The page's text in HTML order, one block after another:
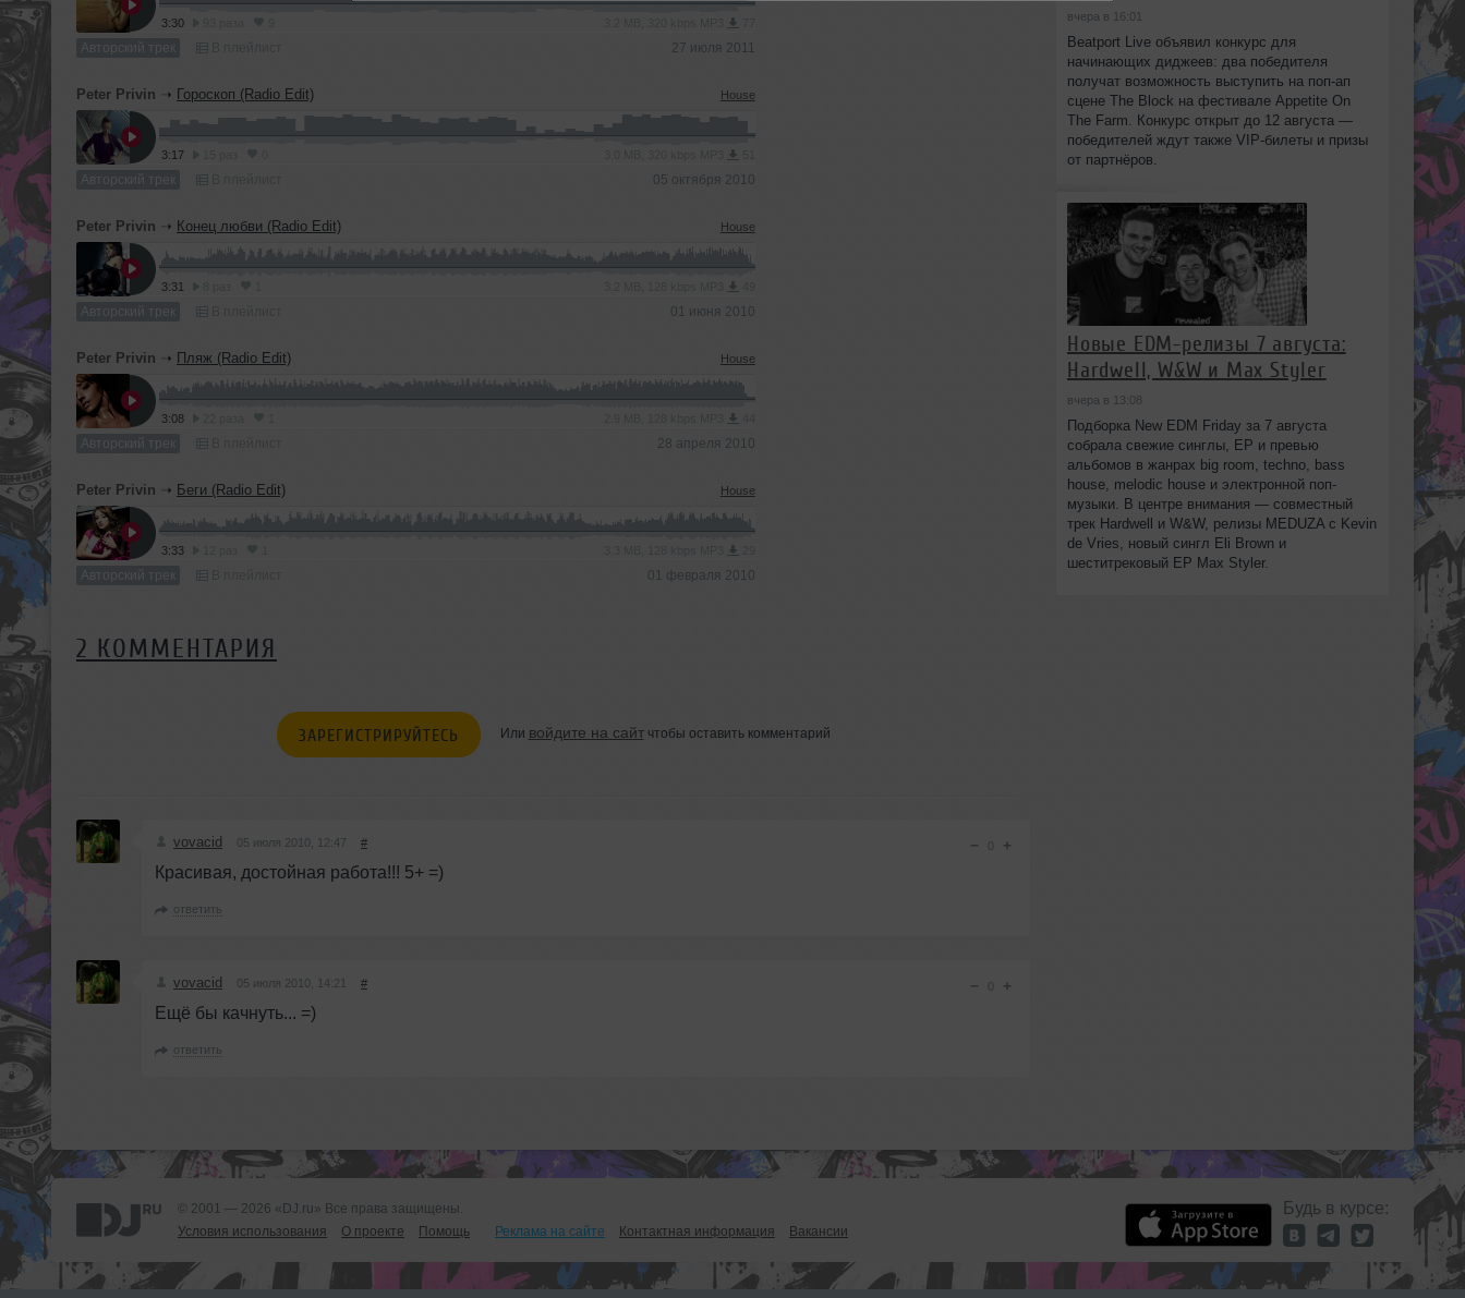
3:30
Авторский трек 27 июля 2011
Peter Privin ➝ Гороскоп (Radio Edit) House
3:17
Авторский трек 05 октября 2010
Peter Privin ➝ Конец любви (Radio Edit) House
3:31
Авторский трек 01 июня 2010
Peter Privin ➝ Пляж (Radio Edit) House
3:08
Авторский трек 28 апреля 2010
Peter Privin ➝ Беги (Radio Edit) House
3:33
Авторский трек 01 февраля 2010
2 КОММЕНТАРИЯ
ЗАРЕГИСТРИРУЙТЕСЬ Или войдите на сайтчтобы оставить комментарий
vovacid 05 июля 2010, 12:47 # − 0 +
Красивая, достойная работа!!! 5+ =)
ответить
vovacid 05 июля 2010, 14:21 # − 0 +
Ещё бы качнуть... =)
ответить
вчера в 16:01
Beatport Live объявил конкурс для
начинающих диджеев: два победителя
получат возможность выступить на поп‑ап
сцене The Block на фестивале Appetite On
The Farm. Конкурс открыт до 12 августа —
победителей ждут также VIP‑билеты и призы
от партнёров.
Новые EDM-релизы 7 августа:
Hardwell, W&W и Max Styler
вчера в 13:08
Подборка New EDM Friday за 7 августа
собрала свежие синглы, EP и превью
альбомов в жанрах big room, techno, bass
house, melodic house и электронной поп-
музыки. В центре внимания — совместный
трек Hardwell и W&W, релизы MEDUZA с Kevin
de Vries, новый сингл Eli Brown и
шеститрековый EP Max Styler.
© 2001 — 2026 «DJ.ru» Все права защищены.
Условия использования
О проекте Помощь Реклама на сайте Контактная информация Вакансии
Будь в курсе: